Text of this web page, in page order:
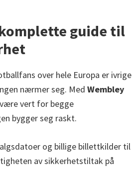
guide til
over hele Europa er ivrige
nærmer seg. Med Wembley
vert for begge
bygger seg raskt.
og billige billettkilder til
av sikkerhetstiltak på